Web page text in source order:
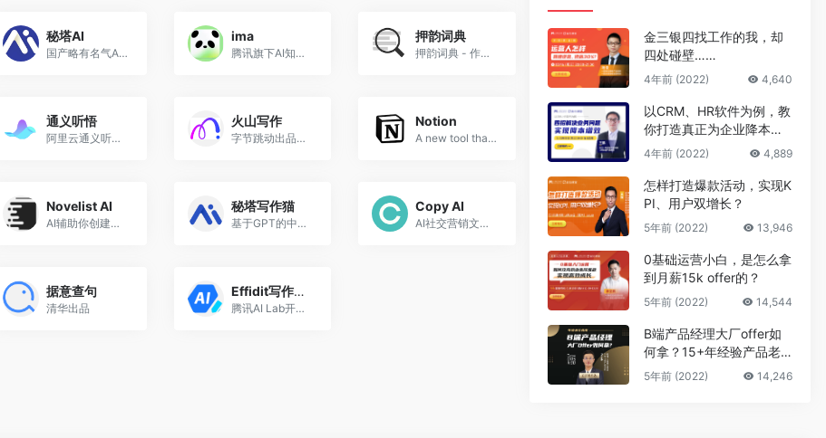
秘塔AI
国产略有名气AI工具
ima
腾讯旗下AI知识库工具
押韵词典
押韵词典 - 作词者，说唱歌手和诗人的押韵词典
通义听悟
阿里云通义听悟是聚焦音视频内容的工作学习AI助手
火山写作
字节跳动出品的写作AI产品
Notion
A new tool that blends your everyday work apps into one. It&#x27;s the all-in-one workspace for you and your team.
Novelist AI
AI辅助你创建自己的小说
秘塔写作猫
基于GPT的中文写作工具
Copy AI
AI社交营销文案写作助手
据意查句
清华出品
Effidit写作助手
腾讯AI Lab开发的AI写作助手，轻松高效完成写作
金三银四找工作的我，却
四处碰壁……
4年前 (2022) 4,640
以CRM、HR软件为例，教
你打造真正为企业降本增
效的B端产品
4年前 (2022) 4,889
怎样打造爆款活动，实现K
PI、用户双增长？
5年前 (2022) 13,946
0基础运营小白，是怎么拿
到月薪15k offer的？
5年前 (2022) 14,544
B端产品经理大厂offer如
何拿？15+年经验产品老
司机告诉你答案
5年前 (2022) 14,246